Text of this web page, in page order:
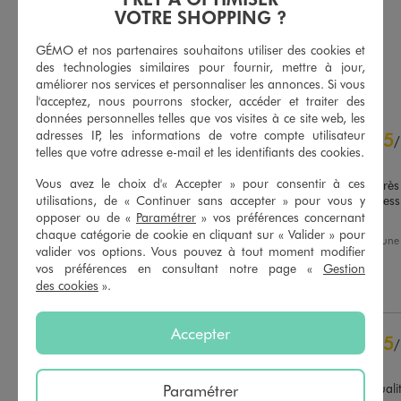
5/5 de moyenne
(24 avis)
AJOUTERAU PANIER
5/5 de moyenne
AJOUTER AU PANIER
4.8/5
Basé sur 39
avis soumis à un
contrôle
Voir tous les avis sur ce site
5étoiles
4étoiles
5
0
2étoiles
1
1étoile 0
5/
Avis vérifié et récompensé
Le produit semble être de
tissage  serré donne l
pas au lavage.
Avis du 06/08/2026 , suite à
22/07/2026 par Jocelyne D.
5/
Gilet très sympa et belle
VOTRE SHOPPING ?
GÉMO et nos partenaires souhaitons utiliser des cookies et
des technologies similaires pour fournir, mettre à jour,
améliorer nos services et personnaliser les annonces. Si vous
l'acceptez, nous pourrons stocker, accéder et traiter des
données personnelles telles que vos visites à ce site web, les
adresses IP, les informations de votre compte utilisateur
telles que votre adresse e-mail et les identifiants des cookies.
Vous avez le choix d'« Accepter » pour consentir à ces
utilisations, de « Continuer sans accepter » pour vous y
opposer ou de « Paramétrer » vos préférences concernant
chaque catégorie de cookie en cliquant sur « Valider » pour
valider vos options. Vous pouvez à tout moment modifier
vos préférences en consultant notre page « Gestion
des cookies ».
Accepter
Paramétrer